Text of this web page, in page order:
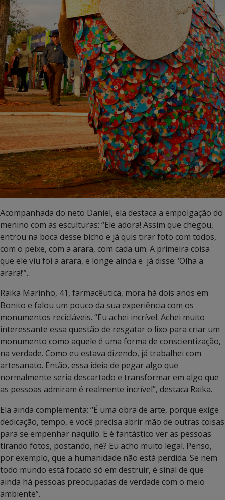
Acompanhada do neto Daniel, ela destaca a empolgação do
menino com as esculturas: “Ele adora! Assim que chegou,
entrou na boca desse bicho e já quis tirar foto com todos,
com o peixe, com a arara, com cada um. A primeira coisa
que ele viu foi a arara, e longe ainda e já disse: ‘Olha a
arara!’”..
Raika Marinho, 41, farmacêutica, mora há dois anos em
Bonito e falou um pouco da sua experiência com os
monumentos recicláveis. “Eu achei incrível. Achei muito
interessante essa questão de resgatar o lixo para criar um
monumento como aquele é uma forma de conscientização,
na verdade. Como eu estava dizendo, já trabalhei com
artesanato. Então, essa ideia de pegar algo que
normalmente seria descartado e transformar em algo que
as pessoas admiram é realmente incrível”, destaca Raika.
Ela ainda complementa: “É uma obra de arte, porque exige
dedicação, tempo, e você precisa abrir mão de outras coisas
para se empenhar naquilo. E é fantástico ver as pessoas
tirando fotos, postando, né? Eu acho muito legal. Penso,
por exemplo, que a humanidade não está perdida. Se nem
todo mundo está focado só em destruir, é sinal de que
ainda há pessoas preocupadas de verdade com o meio
ambiente”.